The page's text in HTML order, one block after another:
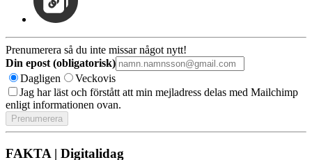
Prenumerera så du inte missar något nytt!
Din epost (obligatorisk)
Dagligen
Veckovis
Jag har läst och förstått att min mejladress delas med Mailchimp
enligt informationen ovan.
FAKTA | Digitalidag